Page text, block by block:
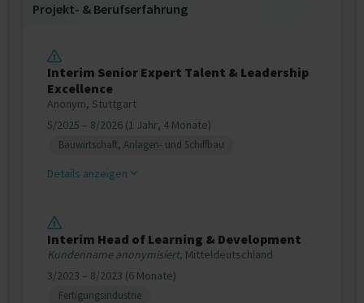
Projekt‐ & Berufserfahrung
Interim Senior Expert Talent & Leadership
Excellence
Anonym, Stuttgart
5/2025 – 8/2026 (1 Jahr, 4 Monate)
Bauwirtschaft, Anlagen- und Schiffbau
Details anzeigen
Interim Head of Learning & Development
Kundenname anonymisiert, Mitteldeutschland
3/2023 – 8/2023 (6 Monate)
Fertigungsindustrie